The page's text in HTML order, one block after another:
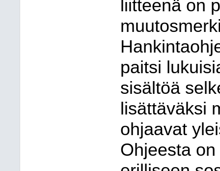
liitteenä on
paitsi
sisältöä
lisättäväksi
ohjaavat
Ohjeesta